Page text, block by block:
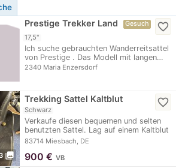
Prestige Trekker Land
Gesuch
17,5"
Ich suche gebrauchten Wanderreitsattel
von Prestige . Das Modell mit langen…
2340 Maria Enzersdorf
favorite_border
photo_library
Trekking Sattel Kaltblut
Schwarz
Verkaufe diesen bequemen und selten
benutzten Sattel. Lag auf einem Kaltblut
mit…
83714 Miesbach, DE
favorite_border
900 € VB